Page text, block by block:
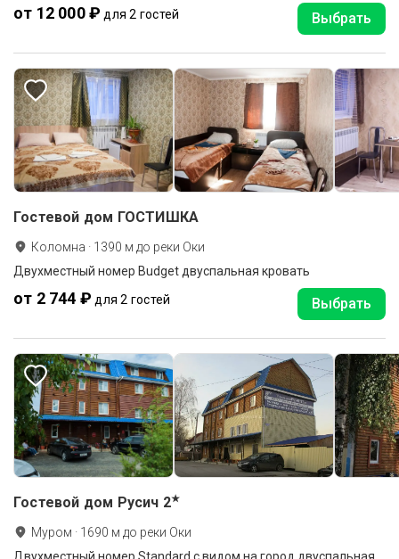
от 12 000 ₽ для 2 гостей Выбрать
Гостевой дом ГОСТИШКА
Коломна · 1390 м до реки Оки
Двухместный номер Budget двуспальная кровать
от 2 744 ₽ для 2 гостей Выбрать
Гостевой дом Русич 2★
Муром · 1690 м до реки Оки